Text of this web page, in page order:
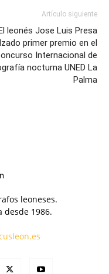
Artículo siguiente
leonés Jose Luis Presa
primer premio en el
Internacional de
nocturna UNED La
Palma
leoneses.
1986.